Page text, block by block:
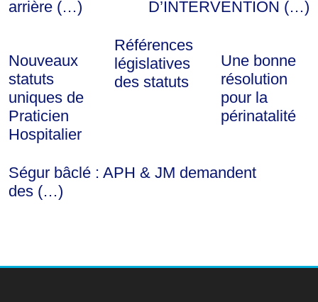
arrière (…) D’INTERVENTION (…)
Nouveaux
statuts
uniques de
Praticien
Hospitalier
Références
législatives
des statuts
Une bonne
résolution
pour la
périnatalité
Ségur bâclé : APH & JM demandent
des (…)